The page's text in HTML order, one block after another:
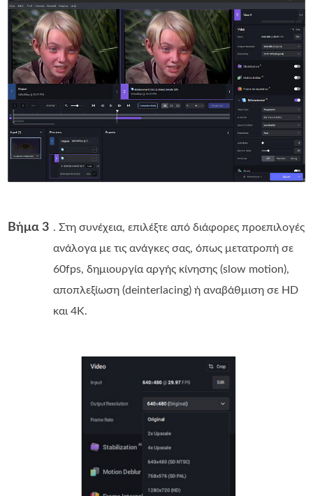
Βήμα 3 . Στη συνέχεια, επιλέξτε από διάφορες προεπιλογές
ανάλογα με τις ανάγκες σας, όπως μετατροπή σε
60fps, δημιουργία αργής κίνησης (slow motion),
αποπλεξίωση (deinterlacing) ή αναβάθμιση σε HD
και 4K.